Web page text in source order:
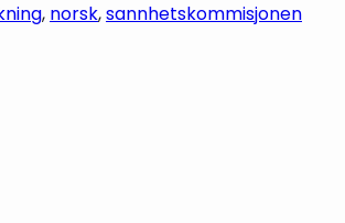
, norsk, sannhetskommisjonen